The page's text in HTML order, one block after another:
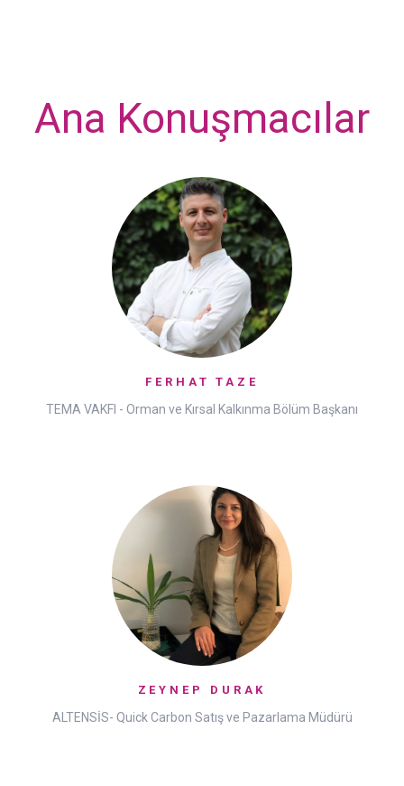
Ana Konuşmacılar
FERHAT TAZE
TEMA VAKFI - Orman ve Kırsal Kalkınma Bölüm Başkanı
ZEYNEP DURAK
ALTENSİS- Quick Carbon Satış ve Pazarlama Müdürü